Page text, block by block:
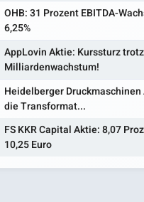
OHB: 31 Prozent EBITDA-
6,25%
AppLovin Aktie: Kurssturz trotz
Milliardenwachstum!
Heidelberger
die Transformat...
FS KKR Capital Aktie: 8,07
10,25 Euro